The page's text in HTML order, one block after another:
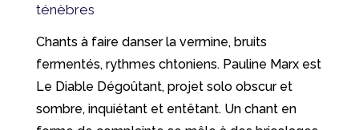
ténèbres
Chants à faire danser la vermine, bruits
fermentés, rythmes chtoniens. Pauline Marx est
Le Diable Dégoûtant, projet solo obscur et
sombre, inquiétant et entêtant. Un chant en